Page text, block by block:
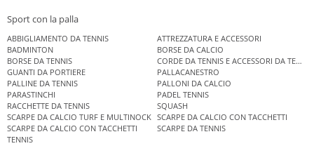
Sport con la palla
ABBIGLIAMENTO DA TENNIS
ATTREZZATURA E ACCESSORI
BADMINTON
BORSE DA CALCIO
BORSE DA TENNIS
CORDE DA TENNIS E ACCESSORI DA TENNIS
GUANTI DA PORTIERE
PALLACANESTRO
PALLINE DA TENNIS
PALLONI DA CALCIO
PARASTINCHI
PADEL TENNIS
RACCHETTE DA TENNIS
SQUASH
SCARPE DA CALCIO TURF E MULTINOCK SCARPE DA CALCIO CON TACCHETTI
SCARPE DA CALCIO CON TACCHETTI
SCARPE DA TENNIS
TENNIS